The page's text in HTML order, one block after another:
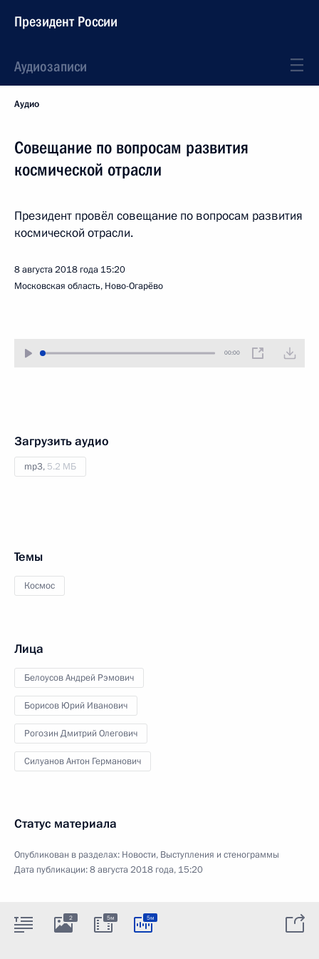
Президент России
Аудиозаписи
Аудио
Совещание по вопросам развития
космической отрасли
Президент провёл совещание по вопросам развития
космической отрасли.
8 августа 2018 года 15:20
Московская область, Ново-Огарёво
00:00
Загрузить аудио
mp3, 5.2 МБ
Темы
Космос
Лица
Белоусов Андрей Рэмович
Борисов Юрий Иванович
Рогозин Дмитрий Олегович
Силуанов Антон Германович
Статус материала
Опубликован в разделах: Новости, Выступления и стенограммы
Дата публикации:8 августа 2018 года, 15:20
2 5м 5м